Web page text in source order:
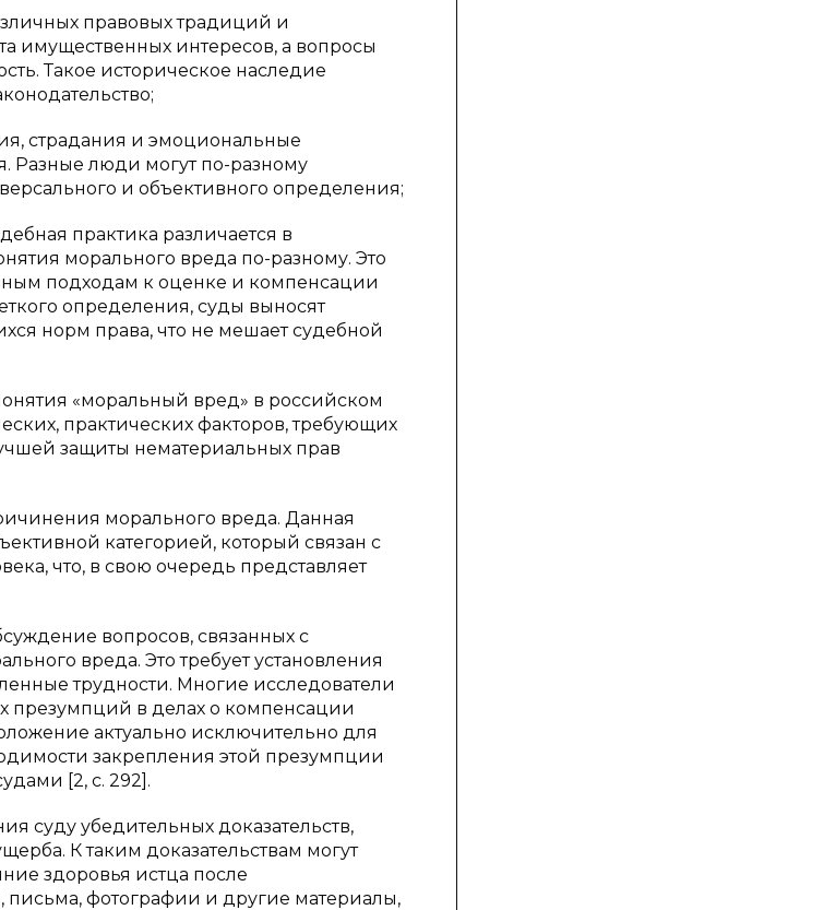
правовых традиций и
имущественных интересов, а вопросы
Такое историческое наследие
страдания и эмоциональные
Разные люди могут по-разному
и объективного определения;
практика различается в
морального вреда по-разному. Это
подходам к оценке и компенсации
определения, суды выносят
норм права, что не мешает судебной
«моральный вред» в российском
практических факторов, требующих
защиты нематериальных прав
морального вреда. Данная
категорией, который связан с
что, в свою очередь представляет
вопросов, связанных с
вреда. Это требует установления
трудности. Многие исследователи
презумпций в делах о компенсации
актуально исключительно для
закрепления этой презумпции
[2, с. 292].
суду убедительных доказательств,
К таким доказательствам могут
здоровья истца после
фотографии и другие материалы,